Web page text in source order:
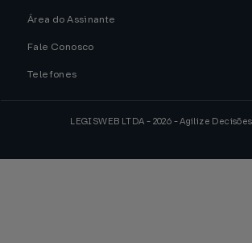
Área do Assinante
Fale Conosco
Telefones
LEGISWEB LTDA - 2026 - Agilize